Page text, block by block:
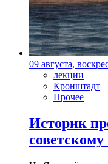
09 августа,
лекции
Кронштадт
Прочее
Историк